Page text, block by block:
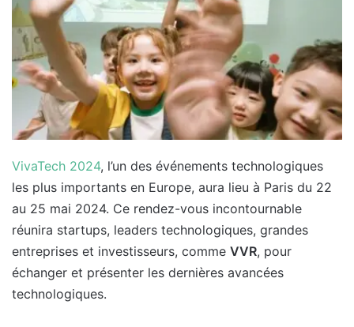
VivaTech 2024, l’un des événements technologiques
les plus importants en Europe, aura lieu à Paris du 22
au 25 mai 2024. Ce rendez-vous incontournable
réunira startups, leaders technologiques, grandes
entreprises et investisseurs, comme VVR, pour
échanger et présenter les dernières avancées
technologiques.